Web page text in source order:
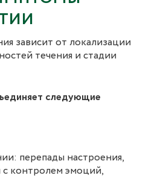
зависит от локализации
течения и стадии
следующие
перепады настроения,
с контролем эмоций,